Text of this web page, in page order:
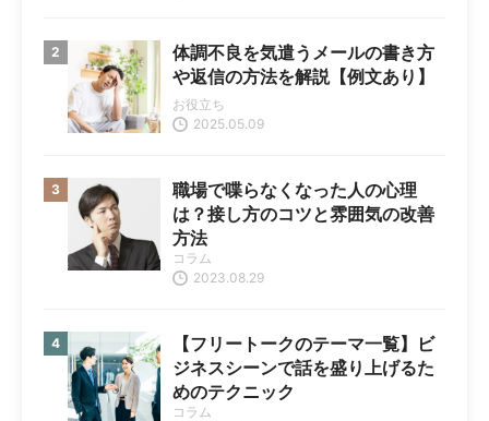
体調不良を気遣うメールの書き方
や返信の方法を解説【例文あり】
2025.05.09
お役立ち
職場で喋らなくなった人の心理
は？接し方のコツと雰囲気の改善
方法
2023.08.29
コラム
【フリートークのテーマ一覧】ビ
ジネスシーンで話を盛り上げるた
めのテクニック
コラム